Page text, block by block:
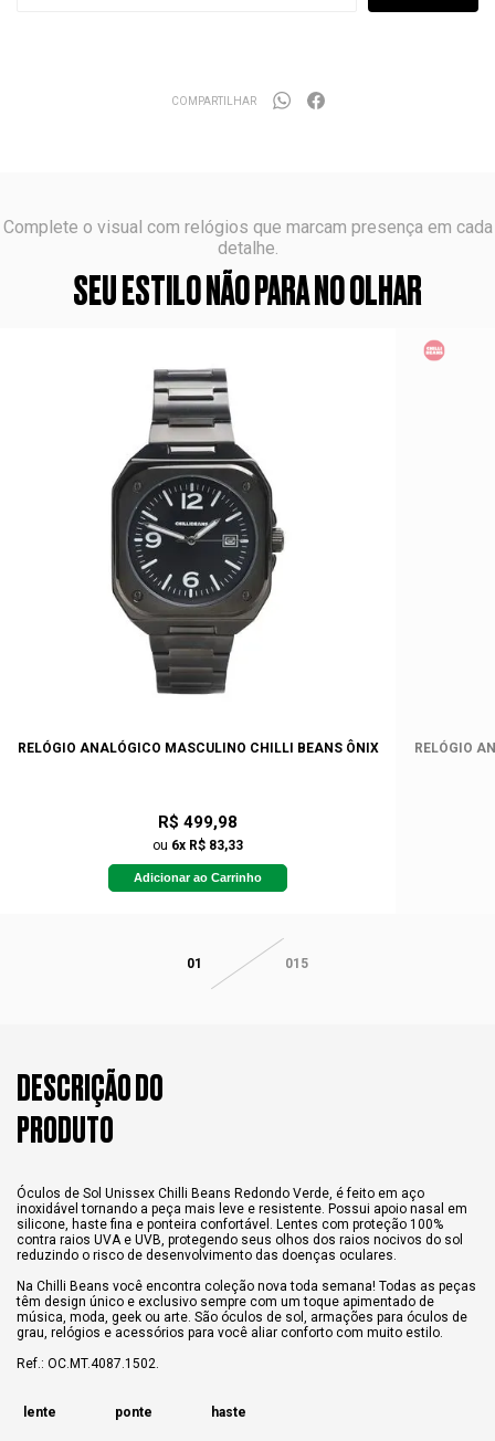
COMPARTILHAR
Complete o visual com relógios que marcam presença em cada
detalhe.
SEU ESTILO NÃO PARA NO OLHAR
RELÓGIO ANALÓGICO MASCULINO CHILLI BEANS ÔNIX
R$ 499,98
ou 6x R$ 83,33
Adicionar ao Carrinho
RELÓGIO
01 015
DESCRIÇÃO DO
PRODUTO
Óculos de Sol Unissex Chilli Beans Redondo Verde, é feito em aço
inoxidável tornando a peça mais leve e resistente. Possui apoio nasal em
silicone, haste fina e ponteira confortável. Lentes com proteção 100%
contra raios UVA e UVB, protegendo seus olhos dos raios nocivos do sol
reduzindo o risco de desenvolvimento das doenças oculares.
Na Chilli Beans você encontra coleção nova toda semana! Todas as peças
têm design único e exclusivo sempre com um toque apimentado de
música, moda, geek ou arte. São óculos de sol, armações para óculos de
grau, relógios e acessórios para você aliar conforto com muito estilo.
Ref.: OC.MT.4087.1502.
lente ponte haste